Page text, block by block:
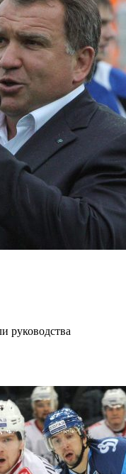
руководства